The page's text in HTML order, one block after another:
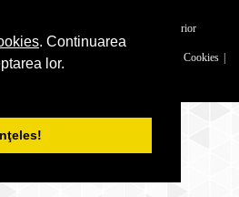
. Continuarea
lor.
Profile decorative pentru interior și exterior
Certificări Cookies